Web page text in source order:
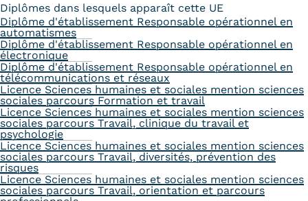
Diplômes dans lesquels apparaît cette UE
Diplôme d'établissement Responsable opérationnel en
automatismes
Diplôme d'établissement Responsable opérationnel en
électronique
Diplôme d'établissement Responsable opérationnel en
télécommunications et réseaux
Licence Sciences humaines et sociales mention sciences
sociales parcours Formation et travail
Licence Sciences humaines et sociales mention sciences
sociales parcours Travail, clinique du travail et
psychologie
Licence Sciences humaines et sociales mention sciences
sociales parcours Travail, diversités, prévention des
risques
Licence Sciences humaines et sociales mention sciences
sociales parcours Travail, orientation et parcours